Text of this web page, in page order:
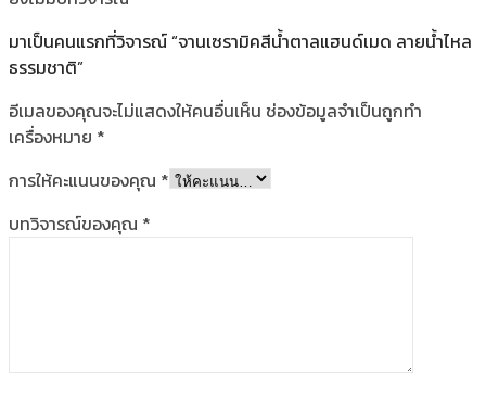
มาเป็นคนแรกที่วิจารณ์ “จานเซรามิคสีน้ำตาลแฮนด์เมด ลายน้ำไหล
ธรรมชาติ”
อีเมลของคุณจะไม่แสดงให้คนอื่นเห็น ช่องข้อมูลจำเป็นถูกทำ
เครื่องหมาย *
การให้คะแนนของคุณ *
บทวิจารณ์ของคุณ *